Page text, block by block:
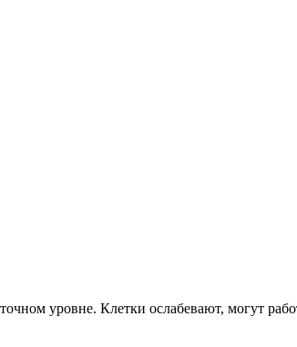
уровне. Клетки ослабевают, могут